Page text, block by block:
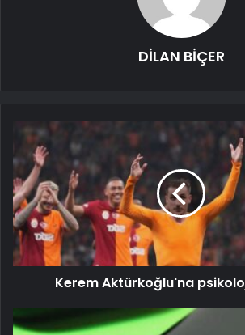
DİLAN BİÇER
Kerem Aktürkoğlu'na